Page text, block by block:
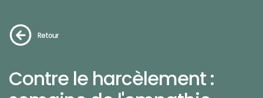
Retour
Contre le harcèlement :